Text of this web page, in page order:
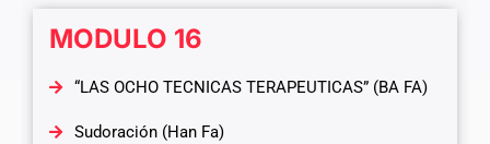
MODULO 16
“LAS OCHO TECNICAS TERAPEUTICAS” (BA FA)
Sudoración (Han Fa)